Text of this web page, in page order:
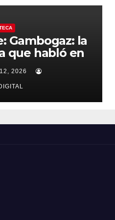
Gambogaz: la
que habló en
2026